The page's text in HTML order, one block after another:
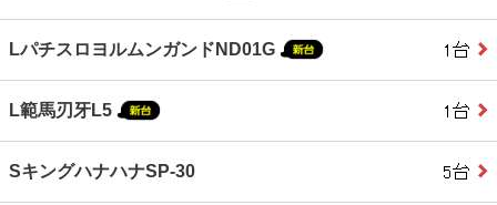
LパチスロヨルムンガンドND01G
L範馬刃牙L5
SキングハナハナSP-30